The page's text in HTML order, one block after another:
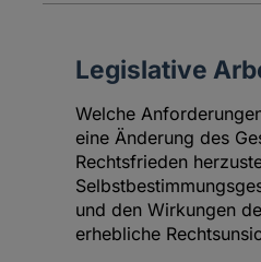
Legislative
Welche
eine Änderung des
Rechtsfrieden
und den Wirkungen
erhebliche